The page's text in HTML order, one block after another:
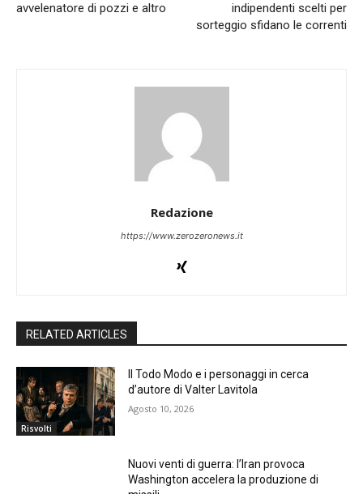
avvelenatore di pozzi e altro
indipendenti scelti per
sorteggio sfidano le correnti
Redazione
https://www.zerozeronews.it
RELATED ARTICLES
Risvolti
Il Todo Modo e i personaggi in cerca
d’autore di Valter Lavitola
Agosto 10, 2026
Nuovi venti di guerra: l’Iran provoca
Washington accelera la produzione di